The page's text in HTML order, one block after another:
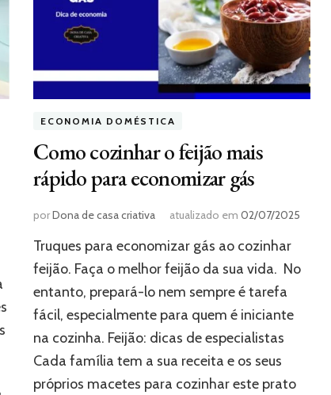
ECONOMIA DOMÉSTICA
Como cozinhar o feijão mais
rápido para economizar gás
porDona de casa criativa atualizado em 02/07/2025
Truques para economizar gás ao cozinhar
feijão. Faça o melhor feijão da sua vida. No
entanto, prepará-lo nem sempre é tarefa
fácil, especialmente para quem é iniciante
na cozinha. Feijão: dicas de especialistas
Cada família tem a sua receita e os seus
próprios macetes para cozinhar este prato